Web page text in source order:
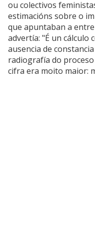
ou colectivos
estimacións sobre o
que apuntaban a entre
advertía: "É un cálculo
ausencia de
radiografía do
cifra era moito maior: